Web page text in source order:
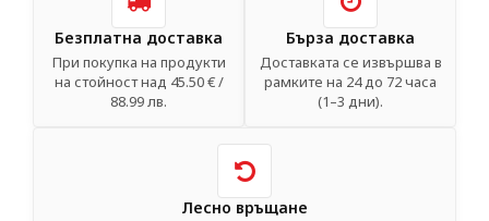
Безплатна доставка
При покупка на продукти
на стойност над 45.50 € /
88.99 лв.
Бърза доставка
Доставката се извършва в
рамките на 24 до 72 часа
(1–3 дни).
Лесно връщане